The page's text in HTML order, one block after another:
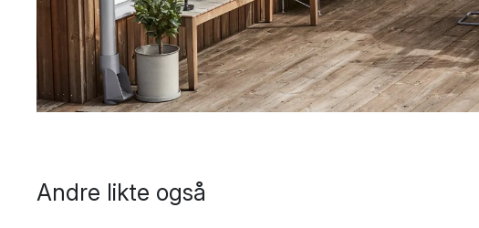
Andre likte også